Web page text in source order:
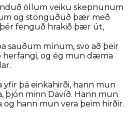
öllum veiku skepnunum
og stönguðuð þær með
fenguð hrakið þær út,
sauðum mínum, svo að þeir
herfangi, og ég mun dæma
yfir þá einkahirði, hann mun
þjón minn Davíð. Hann mun
og hann mun vera þeim hirðir.